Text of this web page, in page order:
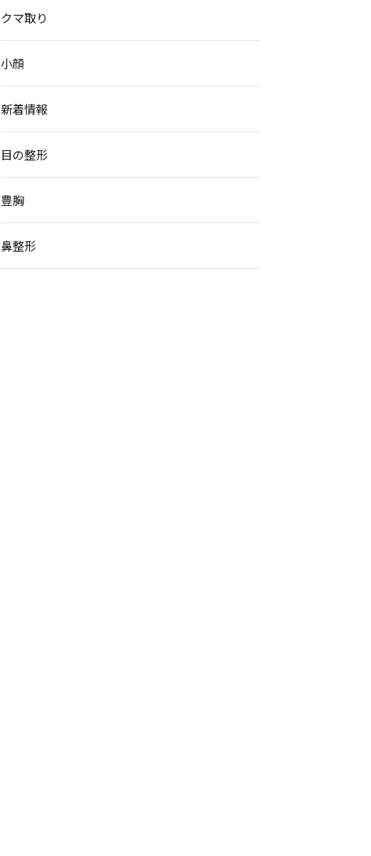
クマ取り
小顔
新着情報
目の整形
豊胸
鼻整形